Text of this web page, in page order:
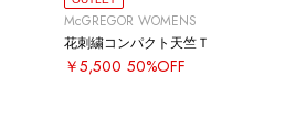
McGREGOR WOMENS
花刺繍コンパクト天竺Ｔ
￥5,500 50%OFF